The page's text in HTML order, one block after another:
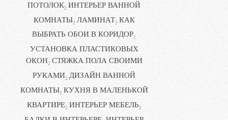
ПОТОЛОК2 ИНТЕРЬЕР ВАННОЙ
КОМНАТЫ2 ЛАМИНАТ2 КАК
ВЫБРАТЬ ОБОИ В КОРИДОР2
УСТАНОВКА ПЛАСТИКОВЫХ
ОКОН2 СТЯЖКА ПОЛА СВОИМИ
РУКАМИ2 ДИЗАЙН ВАННОЙ
КОМНАТЫ2 КУХНЯ В МАЛЕНЬКОЙ
КВАРТИРЕ2 ИНТЕРЬЕР МЕБЕЛЬ2